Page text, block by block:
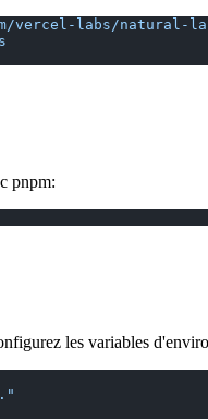
vercel-labs/natural-
pnpm:
les variables